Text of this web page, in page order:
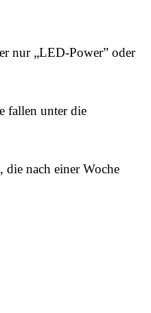
nur „LED-Power” oder
fallen unter die
nach einer Woche